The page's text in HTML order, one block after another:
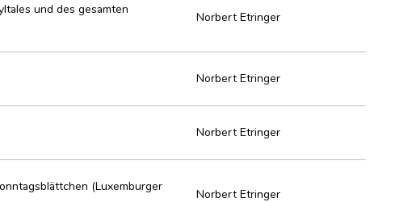
und des gesamten
Norbert Etringer
Norbert Etringer
Norbert Etringer
(Luxemburger
Norbert Etringer